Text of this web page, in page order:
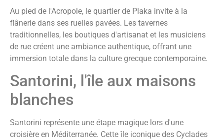
Au pied de l'Acropole, le quartier de Plaka invite à la
flânerie dans ses ruelles pavées. Les tavernes
traditionnelles, les boutiques d'artisanat et les musiciens
de rue créent une ambiance authentique, offrant une
immersion totale dans la culture grecque contemporaine.
Santorini, l'île aux maisons
blanches
Santorini représente une étape magique lors d'une
croisière en Méditerranée. Cette île iconique des Cyclades